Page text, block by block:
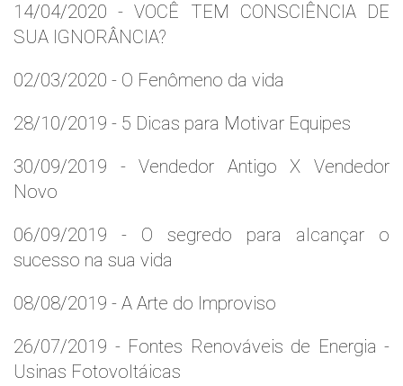
14/04/2020 - VOCÊ TEM CONSCIÊNCIA DE
SUA IGNORÂNCIA?
02/03/2020 - O Fenômeno da vida
28/10/2019 - 5 Dicas para Motivar Equipes
30/09/2019 - Vendedor Antigo X Vendedor
Novo
06/09/2019 - O segredo para alcançar o
sucesso na sua vida
08/08/2019 - A Arte do Improviso
26/07/2019 - Fontes Renováveis de Energia -
Usinas Fotovoltáicas